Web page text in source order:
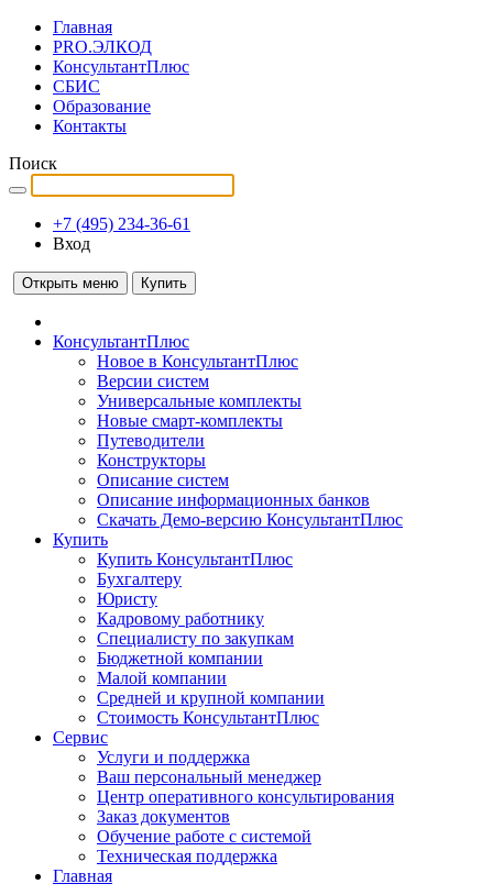
Главная
PRO.ЭЛКОД
КонсультантПлюс
СБИС
Образование
Контакты
Поиск
+7 (495) 234-36-61
Вход
Открыть меню Купить
КонсультантПлюс
Новое в КонсультантПлюс
Версии систем
Универсальные комплекты
Новые смарт-комплекты
Путеводители
Конструкторы
Описание систем
Описание информационных банков
Скачать Демо-версию КонсультантПлюс
Купить
Купить КонсультантПлюс
Бухгалтеру
Юристу
Кадровому работнику
Специалисту по закупкам
Бюджетной компании
Малой компании
Средней и крупной компании
Стоимость КонсультантПлюс
Сервис
Услуги и поддержка
Ваш персональный менеджер
Центр оперативного консультирования
Заказ документов
Обучение работе с системой
Техническая поддержка
Главная